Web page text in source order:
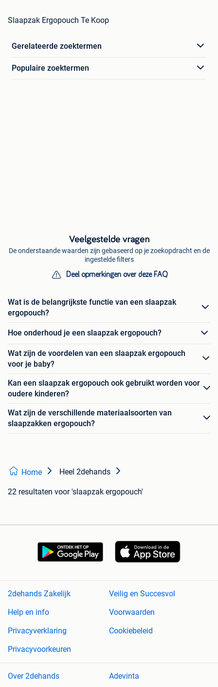
Slaapzak Ergopouch Te Koop
Gerelateerde zoektermen
Populaire zoektermen
Veelgestelde vragen
De onderstaande waarden zijn gebaseerd op je zoekopdracht en de
ingestelde filters
Deel opmerkingen over deze FAQ
Wat is de belangrijkste functie van een slaapzak
ergopouch?
Hoe onderhoud je een slaapzak ergopouch?
Wat zijn de voordelen van een slaapzak ergopouch
voor je baby?
Kan een slaapzak ergopouch ook gebruikt worden voor
oudere kinderen?
Wat zijn de verschillende materiaalsoorten van
slaapzakken ergopouch?
Home Heel 2dehands
22 resultaten voor 'slaapzak ergopouch'
2dehands Zakelijk
Veilig en Succesvol
Help en info
Voorwaarden
Privacyverklaring
Cookiebeleid
Privacyvoorkeuren
Over 2dehands Adevinta